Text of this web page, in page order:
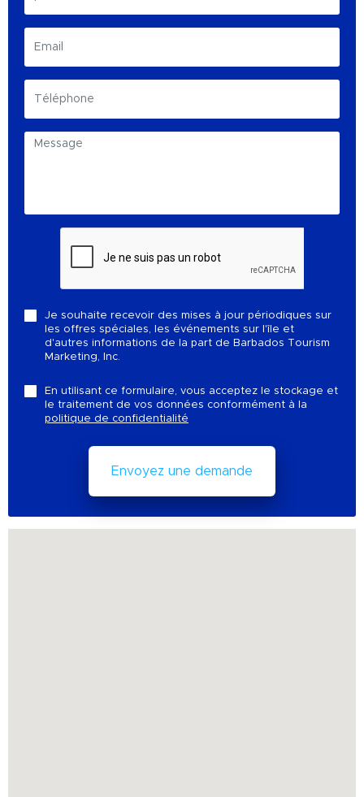
Je souhaite recevoir des mises à jour périodiques sur
les offres spéciales, les événements sur l'île et
d'autres informations de la part de Barbados Tourism
Marketing, Inc.
En utilisant ce formulaire, vous acceptez le stockage et
le traitement de vos données conformément à la
politique de confidentialité